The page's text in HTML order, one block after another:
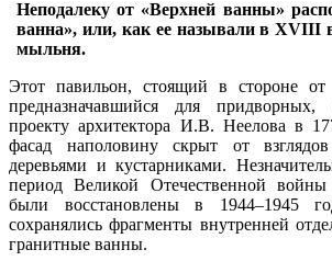
Неподалеку от «Верхней ванны»
ванна», или, как ее называли в XVIII
мыльня.
Этот павильон, стоящий в стороне
предназначавшийся для
проекту архитектора И.В. Неелова в
фасад наполовину скрыт от взглядов
деревьями и кустарниками.
период Великой Отечественной
были восстановлены в 1944–1945
сохранялись фрагменты внутренней
гранитные ванны.